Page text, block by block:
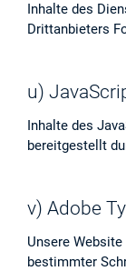
Inhalte des
Drittanbieters
u)
Inhalte des
bereitgestellt
v) Adobe
Unsere
bestimmter